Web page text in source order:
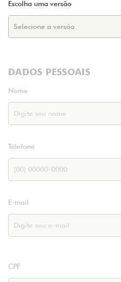
Escolha uma versão
DADOS PESSOAIS
Nome
Telefone
E-mail
CPF